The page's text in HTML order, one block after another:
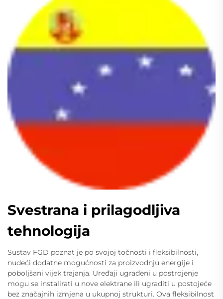
Svestrana i prilagodljiva
tehnologija
Sustav FGD poznat je po svojoj točnosti i fleksibilnosti,
nudeći dodatne mogućnosti za proizvodnju energije i
poboljšani vijek trajanja. Uređaji ugrađeni u postrojenje
mogu se instalirati u nove elektrane ili ugraditi u postojeće
bez značajnih izmjena u ukupnoj strukturi. Ova fleksibilnost